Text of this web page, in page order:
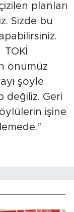
planları
Sizde bu
önümüz
şöyle
değiliz. Geri
işine